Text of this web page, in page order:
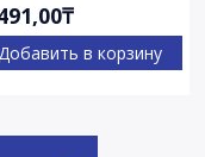
в корзину